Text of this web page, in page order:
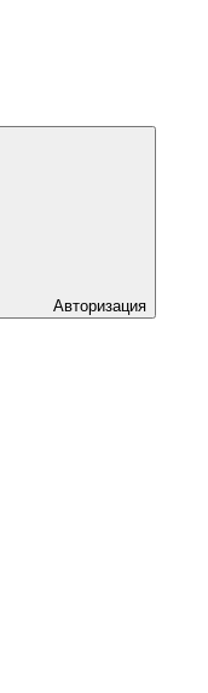
Авторизация